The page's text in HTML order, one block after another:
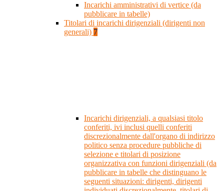
Incarichi amministrativi di vertice (da
pubblicare in tabelle)
Titolari di incarichi dirigenziali (dirigenti non
generali) 7
Incarichi dirigenziali, a qualsiasi titolo
conferiti, ivi inclusi quelli conferiti
discrezionalmente dall'organo di indirizzo
politico senza procedure pubbliche di
selezione e titolari di posizione
organizzativa con funzioni dirigenziali (da
pubblicare in tabelle che distinguano le
seguenti situazioni: dirigenti, dirigenti